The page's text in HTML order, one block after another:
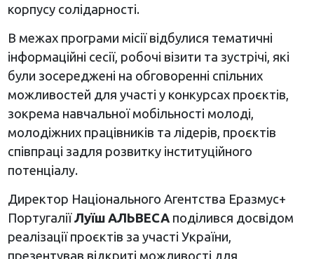
корпусу солідарності.
В межах програми місії відбулися тематичні
інформаційні сесії, робочі візити та зустрічі, які
були зосереджені на обговоренні спільних
можливостей для участі у конкурсах проєктів,
зокрема навчальної мобільності молоді,
молодіжних працівників та лідерів, проєктів
співпраці задля розвитку інституційного
потенціалу.
Директор Національного Агентства Еразмус+
ПортугаліїЛуїш АЛЬВЕСАподілився досвідом
реалізації проєктів за участі України,
презентував відкриті можливості для